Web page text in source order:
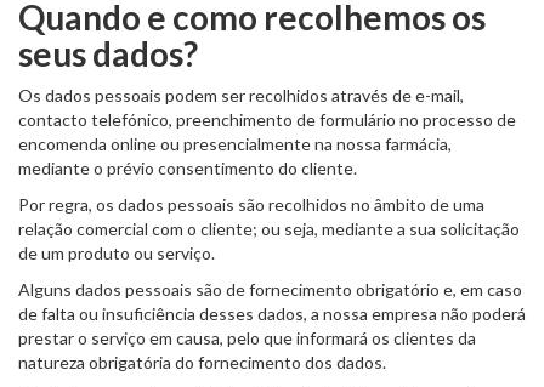
Quando e como recolhemos os
seus dados?
Os dados pessoais podem ser recolhidos através de e-mail,
contacto telefónico, preenchimento de formulário no processo de
encomenda online ou presencialmente na nossa farmácia,
mediante o prévio consentimento do cliente.
Por regra, os dados pessoais são recolhidos no âmbito de uma
relação comercial com o cliente; ou seja, mediante a sua solicitação
de um produto ou serviço.
Alguns dados pessoais são de fornecimento obrigatório e, em caso
de falta ou insuficiência desses dados, a nossa empresa não poderá
prestar o serviço em causa, pelo que informará os clientes da
natureza obrigatória do fornecimento dos dados.